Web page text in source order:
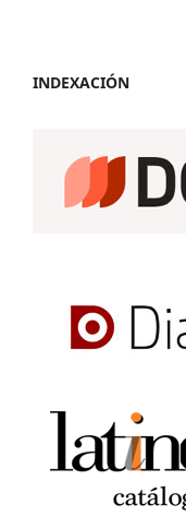
INDEXACIÓN